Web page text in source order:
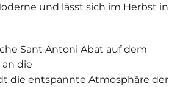
und lässt sich im Herbst in
Sant Antoni Abat auf dem
die
die entspannte Atmosphäre der